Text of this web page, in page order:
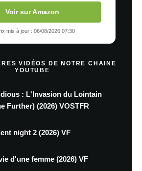
Voir sur Amazon
mis à jour : 06/08/2026 07:30
VIDÉOS DE NOTRE CHAINE
YOUTUBE
: L'Invasion du Lointain
Further) (2026) VOSTFR
night 2 (2026) VF
d'une femme (2026) VF